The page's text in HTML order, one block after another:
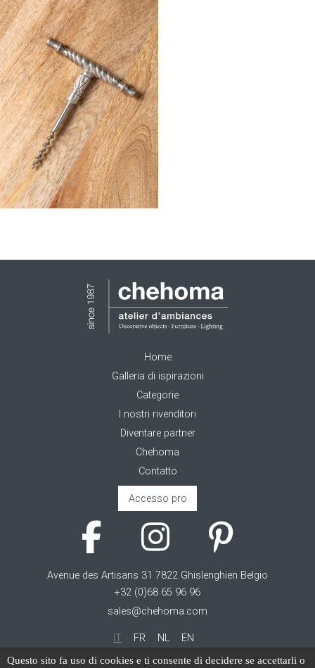
Home
Galleria di ispirazioni
Categorie
I nostri rivenditori
Diventare partner
Chehoma
Contatto
Accesso pro
Avenue des Artisans 31 7822 Ghislenghien Belgio
+32 (0)68 65 96 96
sales@chehoma.com
IT FR NL EN
Cookie management
Questo sito fa uso di cookies e ti consente di decidere se accettarli o